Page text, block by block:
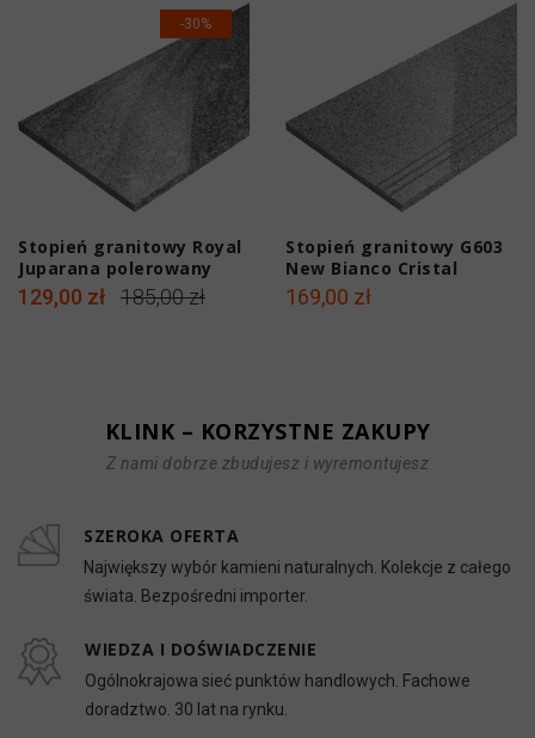
-30%
Stopień granitowy Royal
Juparana polerowany
150x33x2 cm
129,00 zł 185,00 zł
Stopień granitowy G603
New Bianco Cristal
polerowany 150x33x2 cm
z antypoślizgowymi
169,00 zł
KLINK – KORZYSTNE ZAKUPY
Z nami dobrze zbudujesz i wyremontujesz
SZEROKA OFERTA
Największy wybór kamieni naturalnych. Kolekcje z całego
świata. Bezpośredni importer.
WIEDZA I DOŚWIADCZENIE
Ogólnokrajowa sieć punktów handlowych. Fachowe
doradztwo. 30 lat na rynku.